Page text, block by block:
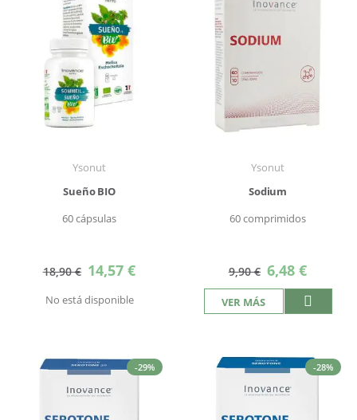
Ysonut
Sueño BIO
60 cápsulas
18,90 € Precio
especial
14,57 €
No está disponible
Ysonut
Sodium
60 comprimidos
9,90 € Precio
especial
6,48 €
VER MÁS
-29% -28%